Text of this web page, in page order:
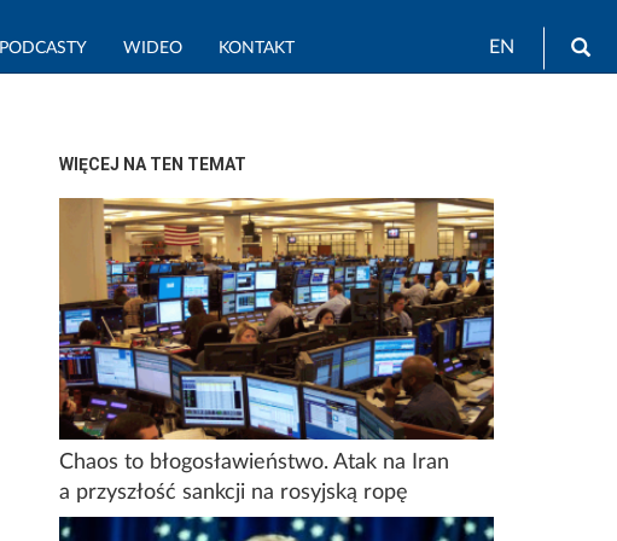
EN
PODCASTY WIDEO KONTAKT
WIĘCEJ NA TEN TEMAT
Chaos to błogosławieństwo. Atak na Iran
a przyszłość sankcji na rosyjską ropę